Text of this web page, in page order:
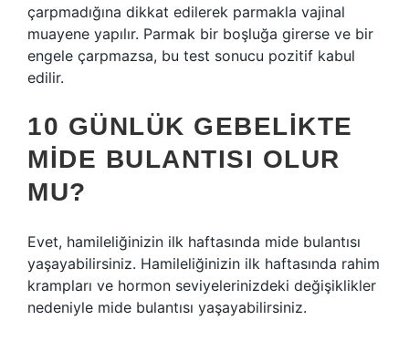
çarpmadığına dikkat edilerek parmakla vajinal
muayene yapılır. Parmak bir boşluğa girerse ve bir
engele çarpmazsa, bu test sonucu pozitif kabul
edilir.
10 GÜNLÜK GEBELIKTE
MIDE BULANTISI OLUR
MU?
Evet, hamileliğinizin ilk haftasında mide bulantısı
yaşayabilirsiniz. Hamileliğinizin ilk haftasında rahim
krampları ve hormon seviyelerinizdeki değişiklikler
nedeniyle mide bulantısı yaşayabilirsiniz.